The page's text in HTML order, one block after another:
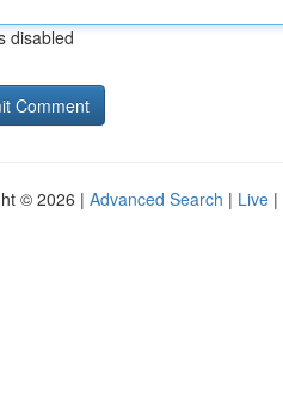
disabled
© 2026 | Advanced Search | Live |